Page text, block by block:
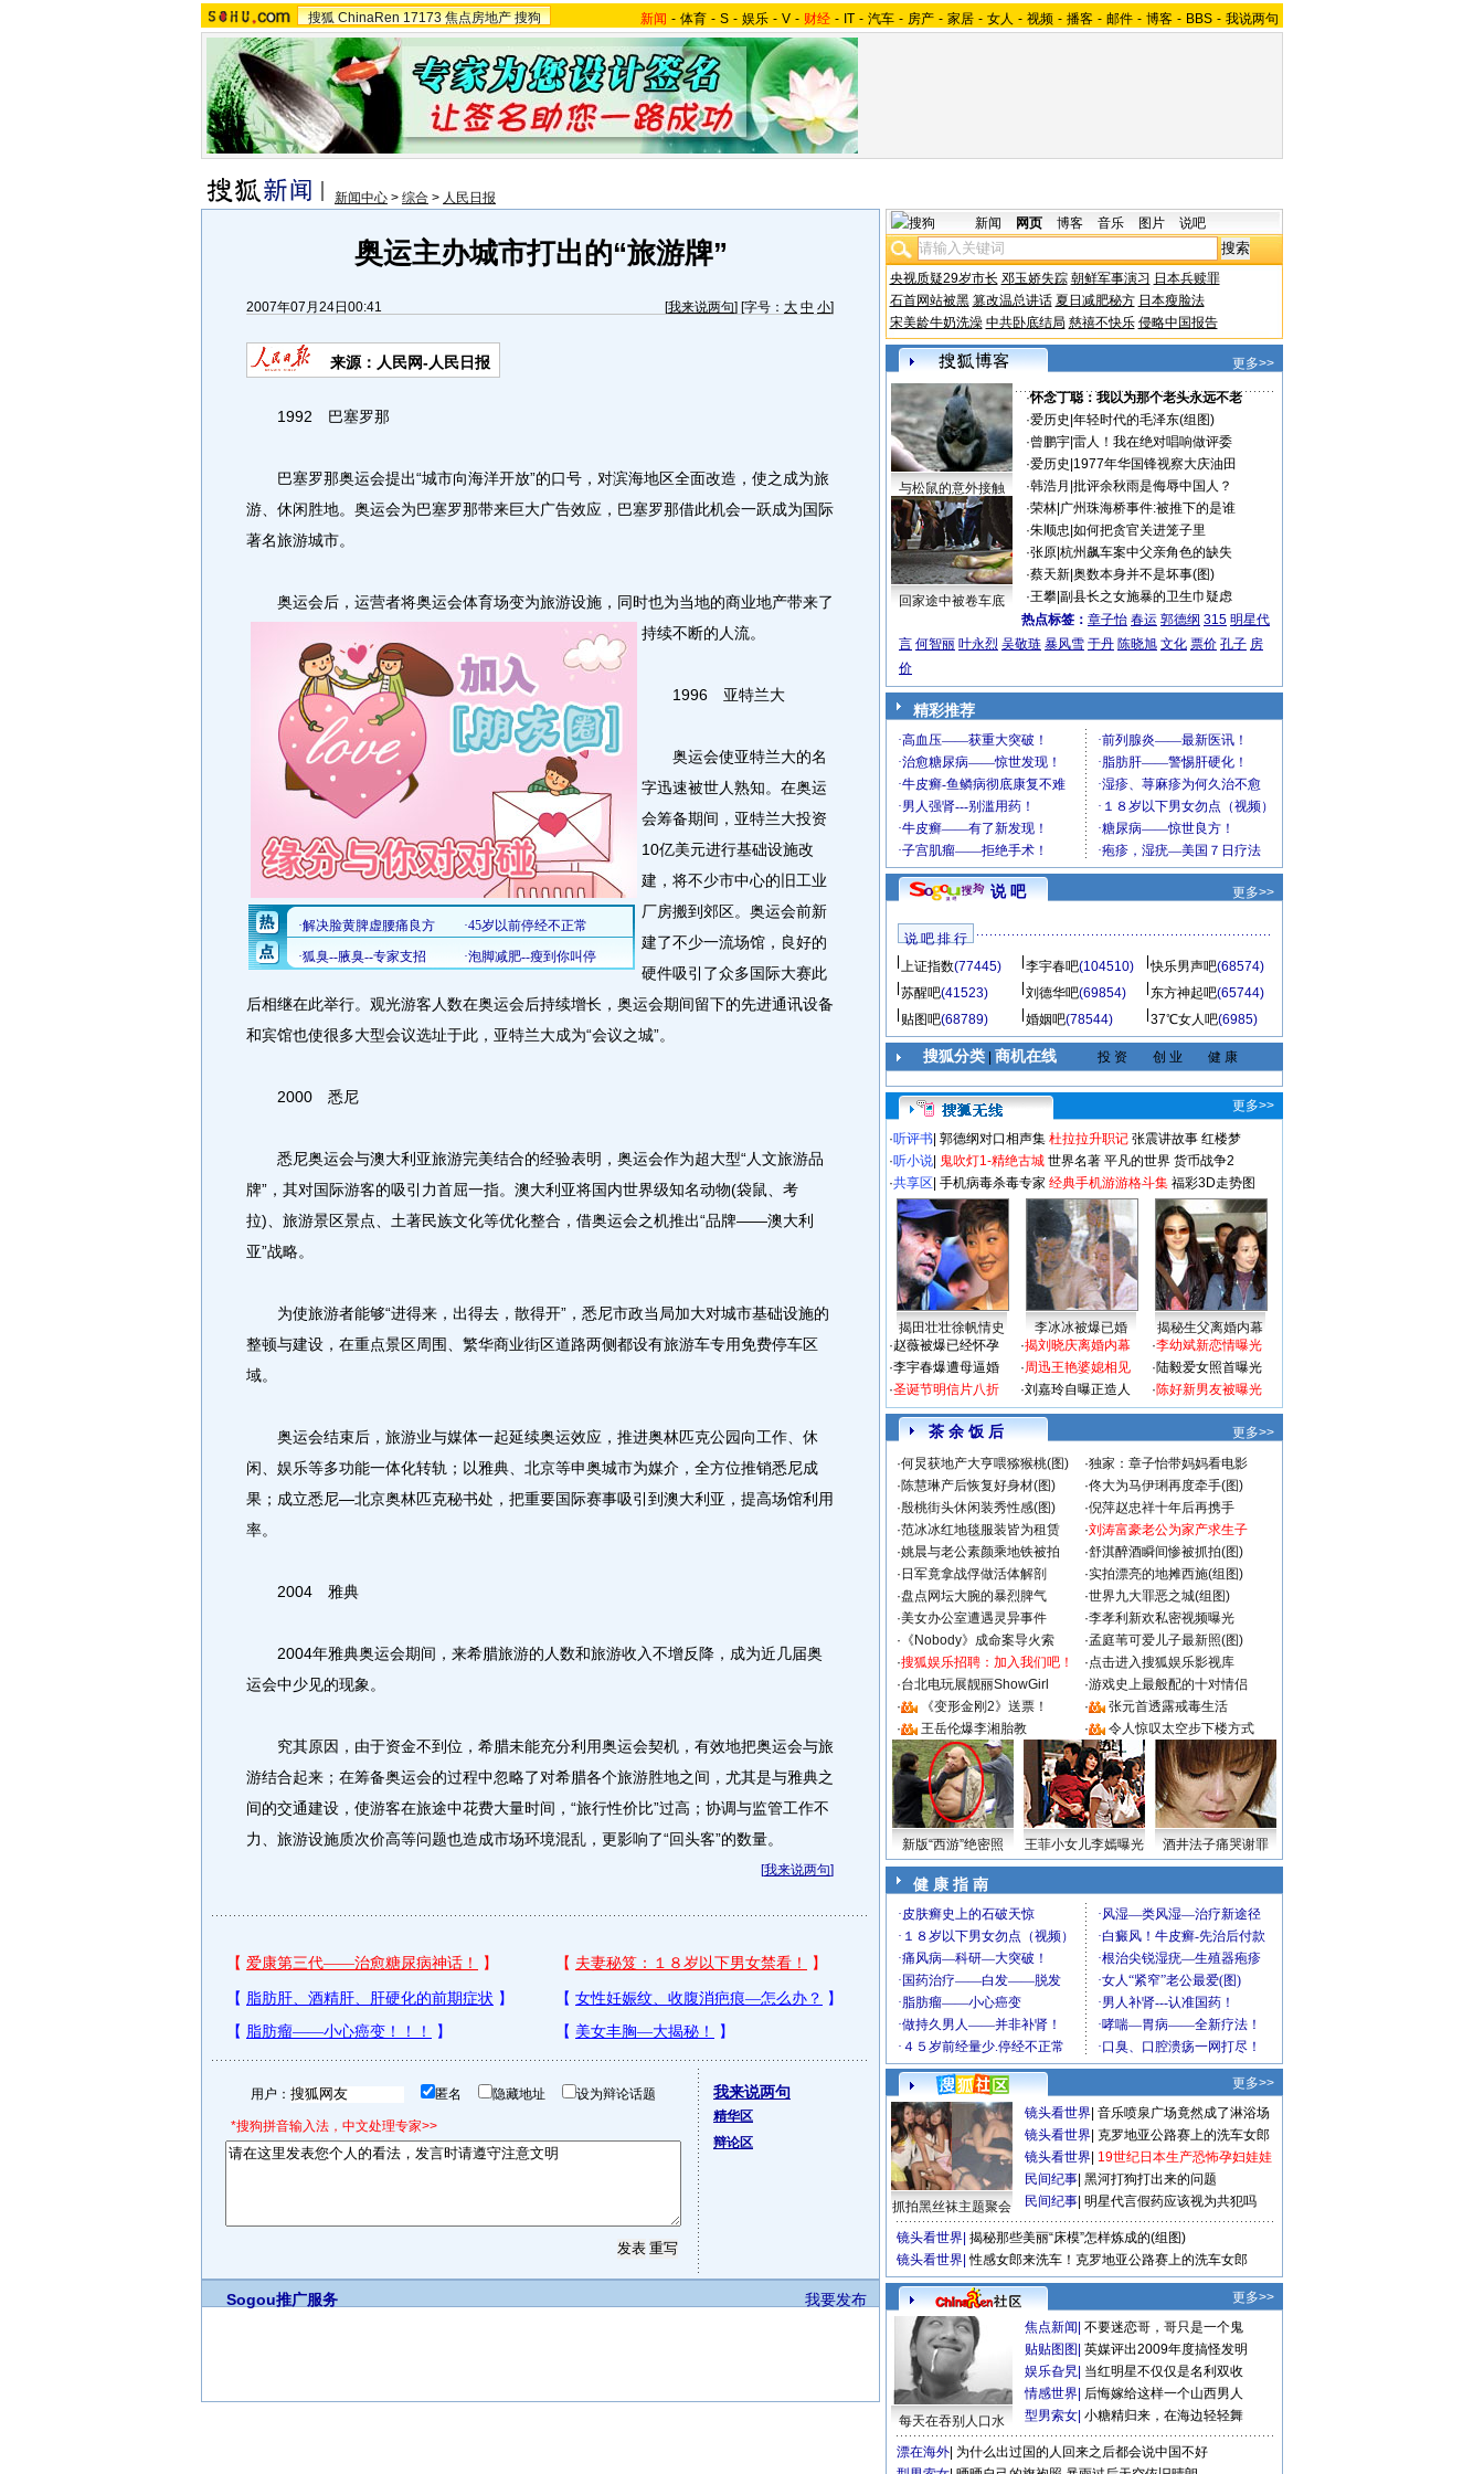
搜狐 ChinaRen 17173 焦点房地产 搜狗 新闻 - 体育 - S - 娱乐 - V - 财经 - IT - 汽车 - 房产 - 家居 - 女人 - 视频 - 播客 - 邮件 - 博客 - BBS - 我说两句
新闻中心 > 综合 > 人民日报
奥运主办城市打出的“旅游牌”
2007年07月24日00:41 [我来说两句] [字号： 大 中 小]
来源：人民网-人民日报
1992 巴塞罗那
巴塞罗那奥运会提出“城市向海洋开放”的口号，对滨海地区全面改造，使之成为旅
游、休闲胜地。奥运会为巴塞罗那带来巨大广告效应，巴塞罗那借此机会一跃成为国际
著名旅游城市。
奥运会后，运营者将奥运会体育场变为旅游设施，同时也为当地的商业地产带来了
持续不断的人流。
1996 亚特兰大
奥运会使亚特兰大的名
字迅速被世人熟知。在奥运
会筹备期间，亚特兰大投资
10亿美元进行基础设施改
建，将不少市中心的旧工业
厂房搬到郊区。奥运会前新
建了不少一流场馆，良好的
硬件吸引了众多国际大赛此
后相继在此举行。观光游客人数在奥运会后持续增长，奥运会期间留下的先进通讯设备
和宾馆也使很多大型会议选址于此，亚特兰大成为“会议之城”。
2000 悉尼
悉尼奥运会与澳大利亚旅游完美结合的经验表明，奥运会作为超大型“人文旅游品
牌”，其对国际游客的吸引力首屈一指。澳大利亚将国内世界级知名动物(袋鼠、考
拉)、旅游景区景点、土著民族文化等优化整合，借奥运会之机推出“品牌——澳大利
亚”战略。
为使旅游者能够“进得来，出得去，散得开”，悉尼市政当局加大对城市基础设施的
整顿与建设，在重点景区周围、繁华商业街区道路两侧都设有旅游车专用免费停车区
域。
奥运会结束后，旅游业与媒体一起延续奥运效应，推进奥林匹克公园向工作、休
闲、娱乐等多功能一体化转轨；以雅典、北京等申奥城市为媒介，全方位推销悉尼成
果；成立悉尼—北京奥林匹克秘书处，把重要国际赛事吸引到澳大利亚，提高场馆利用
率。
2004 雅典
2004年雅典奥运会期间，来希腊旅游的人数和旅游收入不增反降，成为近几届奥
运会中少见的现象。
究其原因，由于资金不到位，希腊未能充分利用奥运会契机，有效地把奥运会与旅
游结合起来；在筹备奥运会的过程中忽略了对希腊各个旅游胜地之间，尤其是与雅典之
间的交通建设，使游客在旅途中花费大量时间，“旅行性价比”过高；协调与监管工作不
力、旅游设施质次价高等问题也造成市场环境混乱，更影响了“回头客”的数量。
[我来说两句]
用户： 匿名 隐藏地址 设为辩论话题
*搜狗拼音输入法，中文处理专家>>
我来说两句
精华区
辩论区
我要发布
Sogou推广服务
新闻 网页 博客 音乐 图片 说吧
央视质疑29岁市长 邓玉娇失踪 朝鲜军事演习 日本兵赎罪
石首网站被黑 篡改温总讲话 夏日减肥秘方 日本瘦脸法
宋美龄牛奶洗澡 中共卧底结局 慈禧不快乐 侵略中国报告
更多>>
与松鼠的意外接触
回家途中被卷车底
·怀念丁聪：我以为那个老头永远不老
·爱历史 年轻时代的毛泽东(组图)
·曾鹏宇| 雷人！我在绝对唱响做评委
·爱历史 1977年华国锋视察大庆油田
·韩浩月 批评余秋雨是侮辱中国人？
·荣林| 广州珠海桥事件:被推下的是谁
·朱顺忠 如何把贪官关进笼子里
·张原| 杭州飙车案中父亲角色的缺失
·蔡天新| 奥数本身并不是坏事(图)
·王攀| 副县长之女施暴的卫生巾疑虑
热点标签： 章子怡 春运 郭德纲 315 明星代
言 何智丽 叶永烈 吴敬琏 暴风雪 于丹 陈晓旭 文化 票价 孔子 房
价
精彩推荐
说 吧 更多>>
说 吧 排 行
上证指数(77445) 李宇春吧(104510) 快乐男声吧(68574)
苏醒吧(41523) 刘德华吧(69854) 东方神起吧(65744)
贴图吧(68789) 婚姻吧(78544) 37℃女人吧(6985)
搜狐分类| 商机在线 投 资 创 业 健 康
更多>>
·听评书 郭德纲对口相声集 杜拉拉升职记 张震讲故事 红楼梦
·听小说 鬼吹灯1-精绝古城 世界名著 平凡的世界 货币战争2
·共享区 手机病毒杀毒专家 经典手机游游格斗集 福彩3D走势图
揭田壮壮徐帆情史 李冰冰被爆已婚
揭秘生父离婚内幕
·赵薇被爆已经怀孕
·李宇春爆遭母逼婚
·圣诞节明信片八折
·揭刘晓庆离婚内幕
·周迅王艳婆媳相见
·刘嘉玲自曝正造人
·李幼斌新恋情曝光
·陆毅爱女照首曝光
·陈好新男友被曝光
茶 余 饭 后
更多>>
·何炅获地产大亨喂猕猴桃(图) ·独家：章子怡带妈妈看电影
·陈慧琳产后恢复好身材(图) ·佟大为马伊琍再度牵手(图)
·殷桃街头休闲装秀性感(图) ·倪萍赵忠祥十年后再携手
·范冰冰红地毯服装皆为租赁 ·刘涛富豪老公为家产求生子
·姚晨与老公素颜乘地铁被拍 ·舒淇醉酒瞬间惨被抓拍(图)
· 日军竟拿战俘做活体解剖 ·实拍漂亮的地摊西施(组图)
·盘点网坛大腕的暴烈脾气 ·世界九大罪恶之城(组图)
·美女办公室遭遇灵异事件 ·李孝利新欢私密视频曝光
· 《Nobody》成命案导火索 ·孟庭苇可爱儿子最新照(图)
·搜狐娱乐招聘：加入我们吧！ ·点击进入搜狐娱乐影视库
·台北电玩展靓丽ShowGirl ·游戏史上最般配的十对情侣
·
《变形金刚2》送票！ ·
张元首透露戒毒生活
·
王岳伦爆李湘胎教 · 令人惊叹太空步下楼方式
新版“西游”绝密照 王菲小女儿李嫣曝光 酒井法子痛哭谢罪
健 康 指 南
更多>>
抓拍黑丝袜主题聚会
镜头看世界 音乐喷泉广场竟然成了淋浴场
镜头看世界 克罗地亚公路赛上的洗车女郎
镜头看世界 19世纪日本生产恐怖孕妇娃娃
民间纪事 黑河打狗打出来的问题
民间纪事 明星代言假药应该视为共犯吗
镜头看世界 揭秘那些美丽“床模”怎样炼成的(组图)
镜头看世界 性感女郎来洗车！克罗地亚公路赛上的洗车女郎
更多>>
每天在吞别人口水
焦点新闻 不要迷恋哥，哥只是一个鬼
贴贴图图 英媒评出2009年度搞怪发明
娱乐旮旯 当红明星不仅仅是名利双收
情感世界 后悔嫁给这样一个山西男人
型男索女 小糖精归来，在海边轻轻舞
漂在海外 为什么出过国的人回来之后都会说中国不好